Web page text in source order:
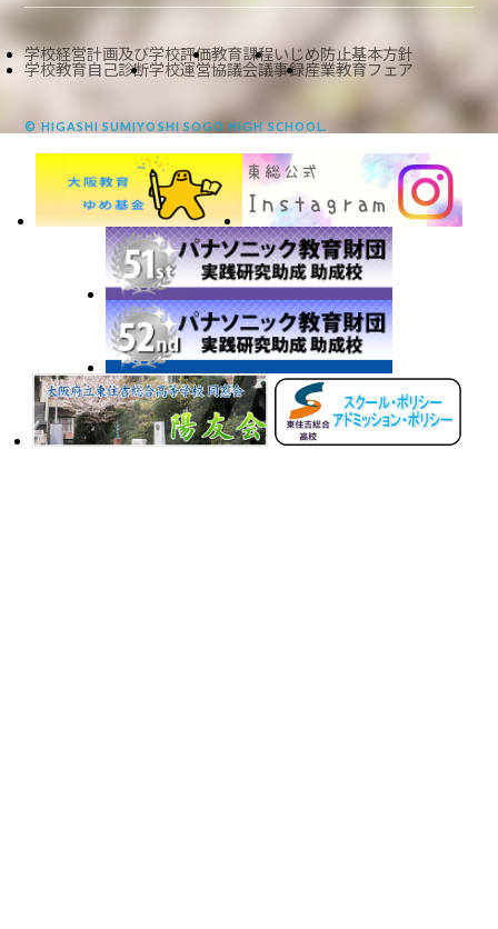
学校経営計画及び学校評価教育課程いじめ防止基本方針
学校教育自己診断学校運営協議会議事録産業教育フェア
© HIGASHI SUMIYOSHI SOGO HIGH SCHOOL.